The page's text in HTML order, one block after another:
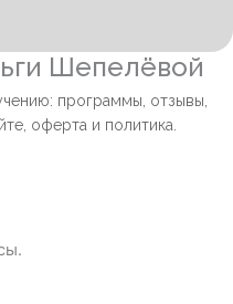
Шепелёвой
программы, отзывы,
оферта и политика.